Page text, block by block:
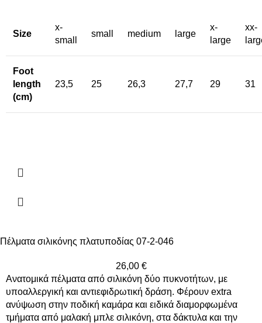
Size
x-
small
small medium large
x-
large
xx-
Foot
length
(cm)
23,5 25 26,3 27,7 29 31
Πέλματα σιλικόνης πλατυποδίας 07-2-046
26,00 €
Ανατομικά πέλματα από σιλικόνη δύο πυκνοτήτων, με
υποαλλεργική και αντιεφιδρωτική δράση. Φέρουν extra
ανύψωση στην ποδική καμάρα και ειδικά διαμορφωμένα
τμήματα από μαλακή μπλε σιλικόνη, στα δάκτυλα και την